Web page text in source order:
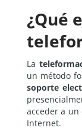
¿Qué
La
un método
soporte
acceder a un
Internet.